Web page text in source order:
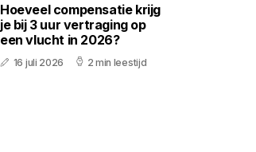
Hoeveel compensatie krijg
je bij 3 uur vertraging op
een vlucht in 2026?
16 juli 2026 2 min leestijd